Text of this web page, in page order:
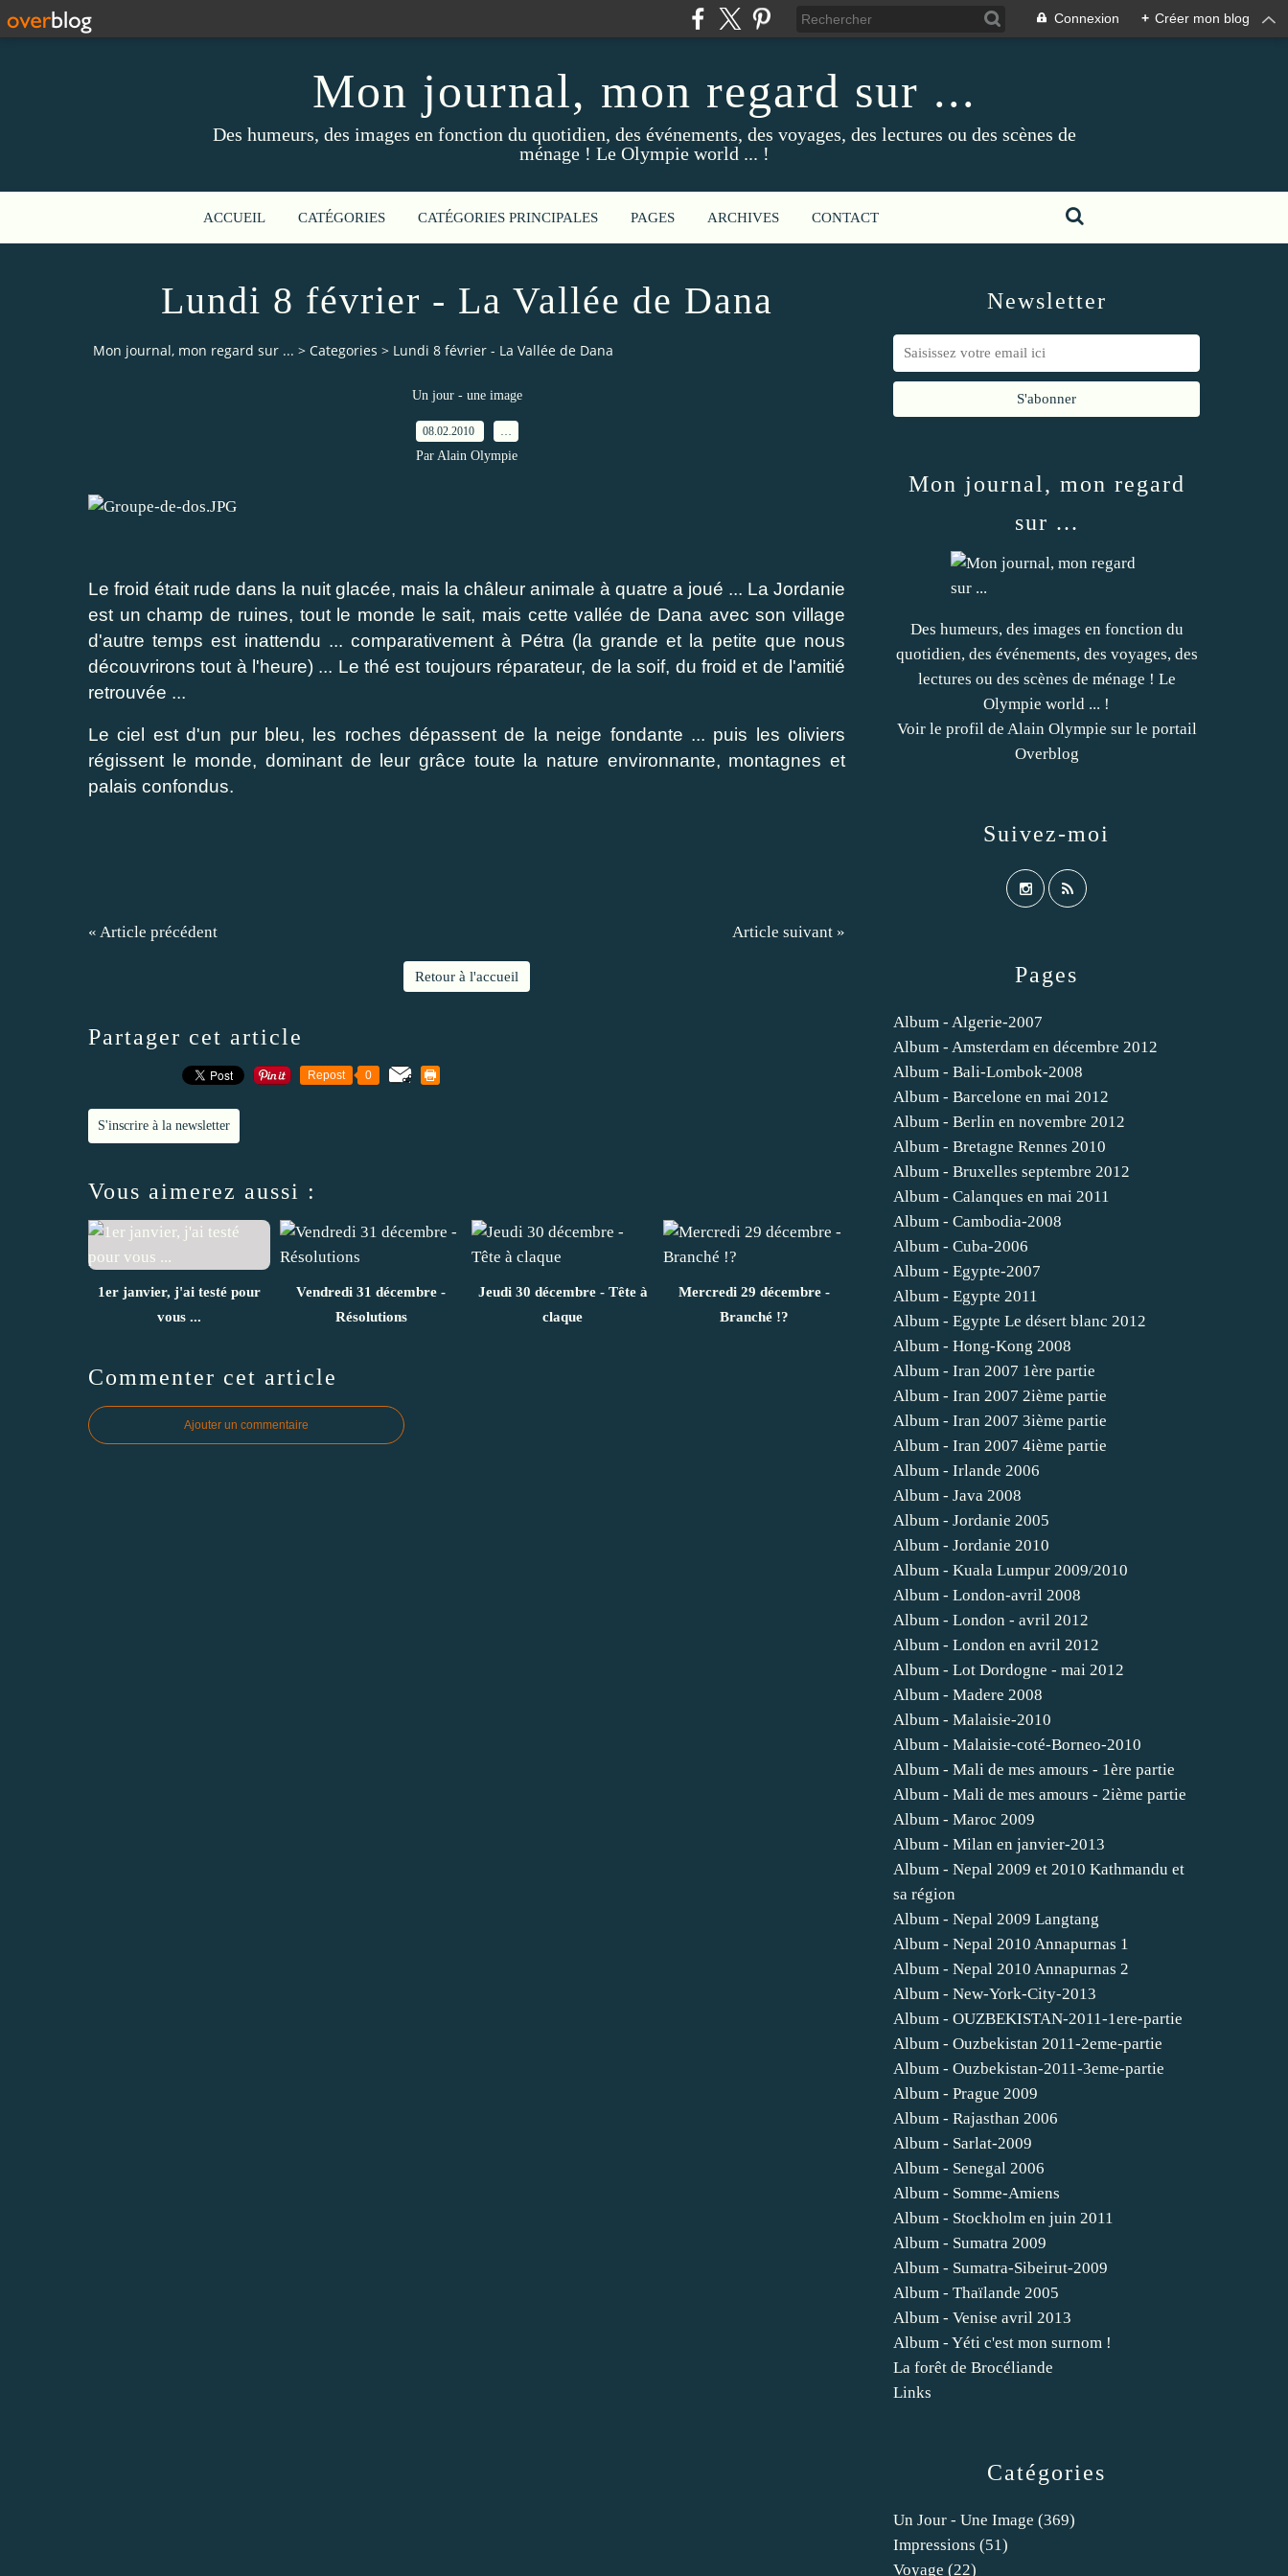
Connexion + Créer mon blog
Mon journal, mon regard sur ...
Des humeurs, des images en fonction du quotidien, des événements, des voyages, des lectures ou des scènes de
ménage ! Le Olympie world ... !
ACCUEIL CATÉGORIES CATÉGORIES PRINCIPALES PAGES ARCHIVES CONTACT
Lundi 8 février - La Vallée de Dana
Mon journal, mon regard sur ... > Categories > Lundi 8 février - La Vallée de Dana
Un jour - une image
08.02.2010
Par Alain Olympie
Le froid était rude dans la nuit glacée, mais la châleur animale à quatre a joué ... La Jordanie
est un champ de ruines, tout le monde le sait, mais cette vallée de Dana avec son village
d'autre temps est inattendu ... comparativement à Pétra (la grande et la petite que nous
découvrirons tout à l'heure) ... Le thé est toujours réparateur, de la soif, du froid et de l'amitié
retrouvée ...
Le ciel est d'un pur bleu, les roches dépassent de la neige fondante ... puis les oliviers
régissent le monde, dominant de leur grâce toute la nature environnante, montagnes et
palais confondus.
« Article précédent Article suivant »
Retour à l'accueil
Partager cet article
Repost 0
S'inscrire à la newsletter
Vous aimerez aussi :
1er janvier, j'ai testé pour
vous ...
Vendredi 31 décembre -
Résolutions
Jeudi 30 décembre - Tête à
claque
Mercredi 29 décembre -
Branché !?
Commenter cet article
Ajouter un commentaire
Newsletter
Catégories
Un Jour - Une Image (369)
Impressions (51)
Voyage (22)
Pages
Album - Algerie-2007
Album - Amsterdam en décembre 2012
Album - Bali-Lombok-2008
Album - Barcelone en mai 2012
Album - Berlin en novembre 2012
Album - Bretagne Rennes 2010
Album - Bruxelles septembre 2012
Album - Calanques en mai 2011
Album - Cambodia-2008
Album - Cuba-2006
Album - Egypte-2007
Album - Egypte 2011
Album - Egypte Le désert blanc 2012
Album - Hong-Kong 2008
Album - Iran 2007 1ère partie
Album - Iran 2007 2ième partie
Album - Iran 2007 3ième partie
Album - Iran 2007 4ième partie
Album - Irlande 2006
Album - Java 2008
Album - Jordanie 2005
Album - Jordanie 2010
Album - Kuala Lumpur 2009/2010
Album - London-avril 2008
Album - London - avril 2012
Album - London en avril 2012
Album - Lot Dordogne - mai 2012
Album - Madere 2008
Album - Malaisie-2010
Album - Malaisie-coté-Borneo-2010
Album - Mali de mes amours - 1ère partie
Album - Mali de mes amours - 2ième partie
Album - Maroc 2009
Album - Milan en janvier-2013
Album - Nepal 2009 et 2010 Kathmandu et
sa région
Album - Nepal 2009 Langtang
Album - Nepal 2010 Annapurnas 1
Album - Nepal 2010 Annapurnas 2
Album - New-York-City-2013
Album - OUZBEKISTAN-2011-1ere-partie
Album - Ouzbekistan 2011-2eme-partie
Album - Ouzbekistan-2011-3eme-partie
Album - Prague 2009
Album - Rajasthan 2006
Album - Sarlat-2009
Album - Senegal 2006
Album - Somme-Amiens
Album - Stockholm en juin 2011
Album - Sumatra 2009
Album - Sumatra-Sibeirut-2009
Album - Thaïlande 2005
Album - Venise avril 2013
Album - Yéti c'est mon surnom !
La forêt de Brocéliande
Links
Mon journal, mon regard
sur ...
Des humeurs, des images en fonction du
quotidien, des événements, des voyages, des
lectures ou des scènes de ménage ! Le
Olympie world ... !
Voir le profil de Alain Olympie sur le portail
Overblog
Suivez-moi